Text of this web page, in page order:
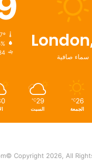
سماء صافية
24º - 17º
1.34
26
℃
الجمعة
29
℃
السبت
Copyright 2026, All